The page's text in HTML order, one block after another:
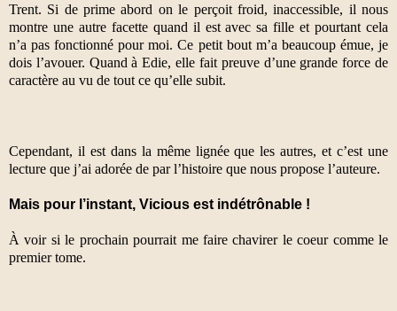
Trent. Si de prime abord on le perçoit froid, inaccessible, il nous
montre une autre facette quand il est avec sa fille et pourtant cela
n’a pas fonctionné pour moi. Ce petit bout m’a beaucoup émue, je
dois l’avouer. Quand à Edie, elle fait preuve d’une grande force de
caractère au vu de tout ce qu’elle subit.
Cependant, il est dans la même lignée que les autres, et c’est une
lecture que j’ai adorée de par l’histoire que nous propose l’auteure.
Mais pour l’instant, Vicious est indétrônable !
À voir si le prochain pourrait me faire chavirer le coeur comme le
premier tome.